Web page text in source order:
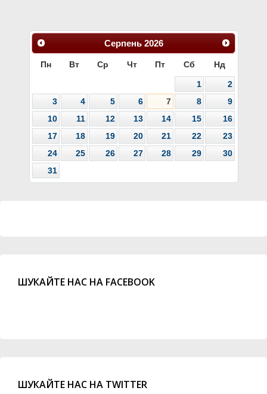
Серпень 2026
Пн Вт Ср Чт Пт Сб Нд
1
2
3
4 5 6 7 8
9
10
11 12 13 14 15
16
17
18 19 20 21 22
23
24
25 26 27 28 29
30
31
ШУКАЙТЕ НАС НА FACEBOOK
ШУКАЙТЕ НАС НА TWITTER